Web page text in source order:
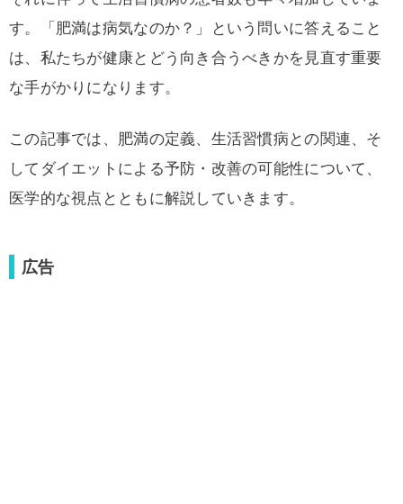
す。「肥満は病気なのか？」という問いに答えること
は、私たちが健康とどう向き合うべきかを見直す重要
な手がかりになります。
この記事では、肥満の定義、生活習慣病との関連、そ
してダイエットによる予防・改善の可能性について、
医学的な視点とともに解説していきます。
広告